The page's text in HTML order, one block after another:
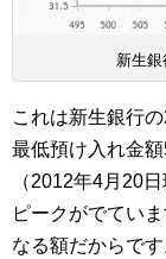
新生
これは新生銀行
最低預け入れ金
（2012年4月20
ピークがでてい
なる額だからです